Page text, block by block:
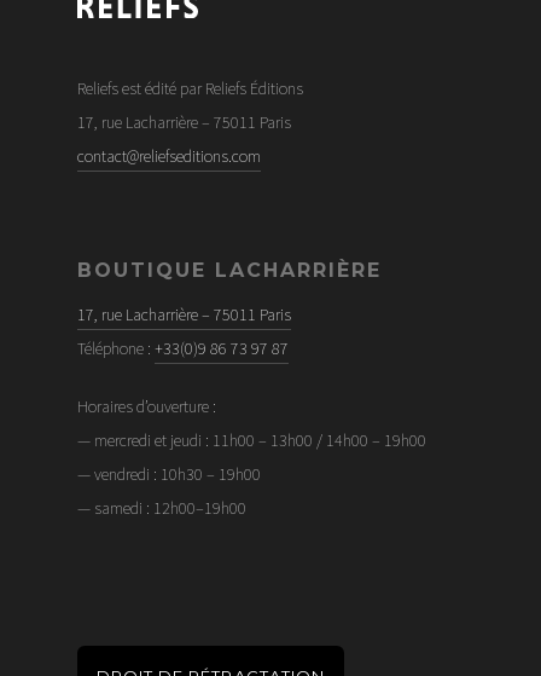
Reliefs est édité par Reliefs Éditions
17, rue Lacharrière – 75011 Paris
contact@reliefseditions.com
BOUTIQUE LACHARRIÈRE
17, rue Lacharrière – 75011 Paris
Téléphone : +33(0)9 86 73 97 87
Horaires d’ouverture :
— mercredi et jeudi : 11h00 – 13h00 / 14h00 – 19h00
— vendredi : 10h30 – 19h00
— samedi : 12h00–19h00